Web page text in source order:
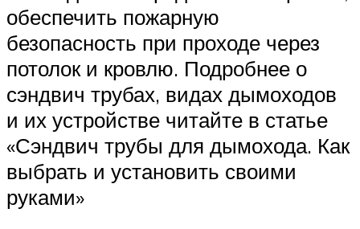
обеспечить пожарную
безопасность при проходе через
потолок и кровлю. Подробнее о
сэндвич трубах, видах дымоходов
и их устройстве читайте в статье
«Сэндвич трубы для дымохода. Как
выбрать и установить своими
руками»